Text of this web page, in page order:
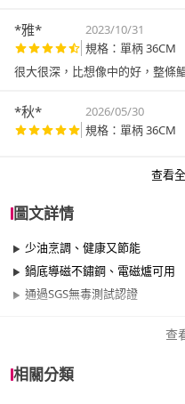
*雅* 2023/10/31
規格：單柄 36CM
很大很深，比想像中的好，整條
*秋*
2026/05/30
規格：單柄 36CM
查看
圖文詳情
少油烹調、健康又節能
鍋底導磁不鏽鋼、電磁爐可用
通過SGS無毒測試認證
查
相關分類